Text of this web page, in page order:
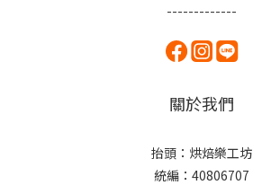
-------------
關於我們
抬頭：烘焙樂工坊
統編：40806707